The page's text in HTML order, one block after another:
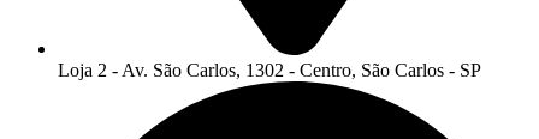
Loja 2 - Av. São Carlos, 1302 - Centro, São Carlos - SP